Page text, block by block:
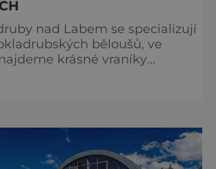
nad Labem se specializují
běloušů, ve
krásné vraníky
se dozvíte více o chovu
připomínají využití koní ve
honech či dostizích.